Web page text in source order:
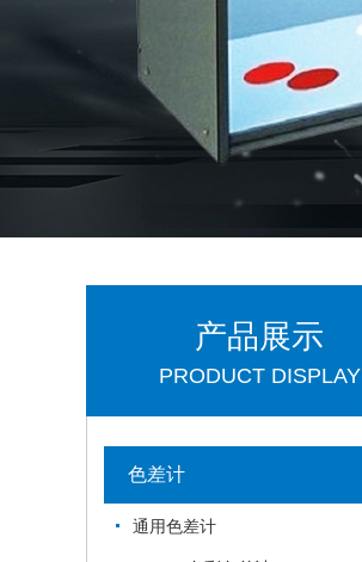
产品展示
PRODUCT DISPLAY
色差计
通用色差计